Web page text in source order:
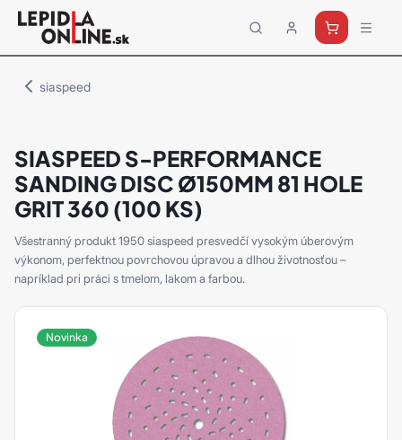
Priemyselné
lepidlá
siaspeed
SIASPEED S-PERFORMANCE
SANDING DISC Ø150MM 81 HOLE
GRIT 360 (100 KS)
Všestranný produkt 1950 siaspeed presvedčí vysokým úberovým
výkonom, perfektnou povrchovou úpravou a dlhou životnosťou –
napríklad pri práci s tmelom, lakom a farbou.
Novinka